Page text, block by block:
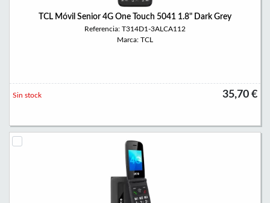
TCL Móvil Senior 4G One Touch 5041 1.8" Dark Grey
Referencia: T314D1-3ALCA112
Marca: TCL
35,70 €
Sin stock